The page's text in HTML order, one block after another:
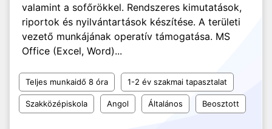
valamint a sofőrökkel. Rendszeres kimutatások,
riportok és nyilvántartások készítése. A területi
vezető munkájának operatív támogatása. MS
Office (Excel, Word)...
Teljes munkaidő 8 óra 1-2 év szakmai tapasztalat
Szakközépiskola Angol Általános Beosztott